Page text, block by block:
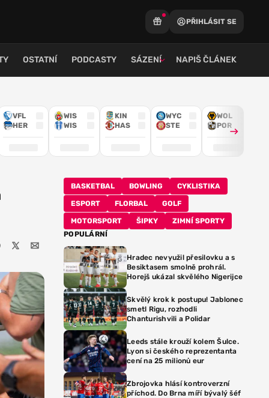
PŘIHLÁSIT SE
OSTATNÍ PODCASTY SÁZENÍ NAPIŠ ČLÁNEK
VFL
HER
WIS
WIS
KIN
HAS
WYC
STE
WOL
POR
BASKETBAL BOWLING CYKLISTIKA
ESPORT FLORBAL GOLF
MOTORSPORT ŠIPKY
ZIMNÍ SPORTY
POPULÁRNÍ
Hradec nevyužil přesilovku a s
Besiktasem smolně prohrál.
Horejš ukázal skvělého Nigerijce
Skvělý krok k postupu! Jablonec
smetl Rigu, rozhodli
Chanturishvili a Polidar
Leeds stále krouží kolem Šulce.
Lyon si českého reprezentanta
cení na 25 milionů eur
Zbrojovka hlásí kontroverzní
příchod. Do Brna míří bývalý šéf